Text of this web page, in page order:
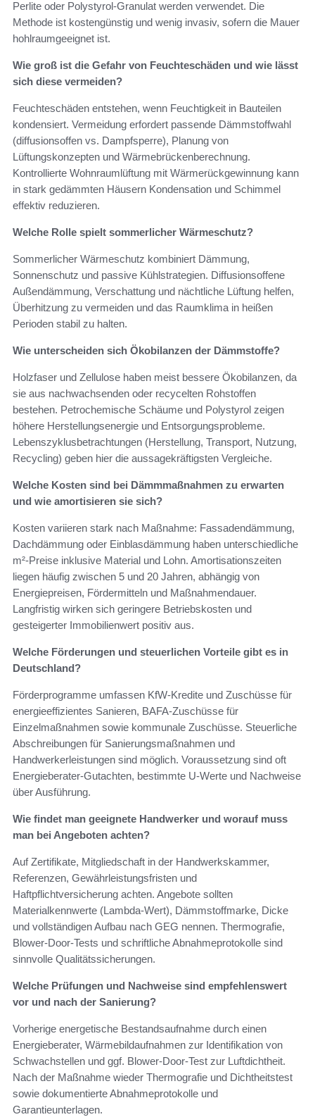
Perlite oder Polystyrol‑Granulat werden verwendet. Die
Methode ist kostengünstig und wenig invasiv, sofern die Mauer
hohlraumgeeignet ist.
Wie groß ist die Gefahr von Feuchteschäden und wie lässt
sich diese vermeiden?
Feuchteschäden entstehen, wenn Feuchtigkeit in Bauteilen
kondensiert. Vermeidung erfordert passende Dämmstoffwahl
(diffusionsoffen vs. Dampfsperre), Planung von
Lüftungskonzepten und Wärmebrückenberechnung.
Kontrollierte Wohnraumlüftung mit Wärmerückgewinnung kann
in stark gedämmten Häusern Kondensation und Schimmel
effektiv reduzieren.
Welche Rolle spielt sommerlicher Wärmeschutz?
Sommerlicher Wärmeschutz kombiniert Dämmung,
Sonnenschutz und passive Kühlstrategien. Diffusionsoffene
Außendämmung, Verschattung und nächtliche Lüftung helfen,
Überhitzung zu vermeiden und das Raumklima in heißen
Perioden stabil zu halten.
Wie unterscheiden sich Ökobilanzen der Dämmstoffe?
Holzfaser und Zellulose haben meist bessere Ökobilanzen, da
sie aus nachwachsenden oder recycelten Rohstoffen
bestehen. Petrochemische Schäume und Polystyrol zeigen
höhere Herstellungsenergie und Entsorgungsprobleme.
Lebenszyklusbetrachtungen (Herstellung, Transport, Nutzung,
Recycling) geben hier die aussagekräftigsten Vergleiche.
Welche Kosten sind bei Dämmmaßnahmen zu erwarten
und wie amortisieren sie sich?
Kosten variieren stark nach Maßnahme: Fassadendämmung,
Dachdämmung oder Einblasdämmung haben unterschiedliche
m²‑Preise inklusive Material und Lohn. Amortisationszeiten
liegen häufig zwischen 5 und 20 Jahren, abhängig von
Energiepreisen, Fördermitteln und Maßnahmendauer.
Langfristig wirken sich geringere Betriebskosten und
gesteigerter Immobilienwert positiv aus.
Welche Förderungen und steuerlichen Vorteile gibt es in
Deutschland?
Förderprogramme umfassen KfW‑Kredite und Zuschüsse für
energieeffizientes Sanieren, BAFA‑Zuschüsse für
Einzelmaßnahmen sowie kommunale Zuschüsse. Steuerliche
Abschreibungen für Sanierungsmaßnahmen und
Handwerkerleistungen sind möglich. Voraussetzung sind oft
Energieberater‑Gutachten, bestimmte U‑Werte und Nachweise
über Ausführung.
Wie findet man geeignete Handwerker und worauf muss
man bei Angeboten achten?
Auf Zertifikate, Mitgliedschaft in der Handwerkskammer,
Referenzen, Gewährleistungsfristen und
Haftpflichtversicherung achten. Angebote sollten
Materialkennwerte (Lambda‑Wert), Dämmstoffmarke, Dicke
und vollständigen Aufbau nach GEG nennen. Thermografie,
Blower‑Door‑Tests und schriftliche Abnahmeprotokolle sind
sinnvolle Qualitätssicherungen.
Welche Prüfungen und Nachweise sind empfehlenswert
vor und nach der Sanierung?
Vorherige energetische Bestandsaufnahme durch einen
Energieberater, Wärmebildaufnahmen zur Identifikation von
Schwachstellen und ggf. Blower‑Door‑Test zur Luftdichtheit.
Nach der Maßnahme wieder Thermografie und Dichtheitstest
sowie dokumentierte Abnahmeprotokolle und
Garantieunterlagen.